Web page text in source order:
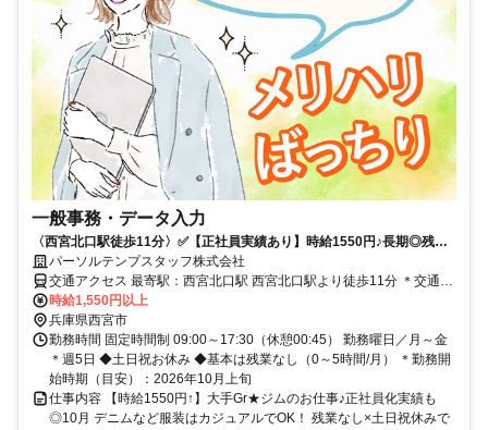
一般事務・データ入力
〈西宮北口駅徒歩11分〉✅️【正社員実績あり】時給1550円♪長期◎残業
なし〇17時台定時☆
パーソルテンプスタッフ株式会社
交通アクセス 最寄駅：西宮北口駅 西宮北口駅より徒歩11分 ＊交通費
全額支給
時給1,550円以上
兵庫県西宮市
勤務時間 固定時間制 09:00～17:30（休憩00:45） 勤務曜日／月～金
＊週5日 ◆土日祝お休み ◆基本は残業なし（0～5時間/月） ＊勤務開
始時期（目安）：2026年10月上旬
仕事内容 【時給1550円↑】大手Gr★ジムのお仕事♪正社員化実績も
◎10月 デニムなど服装はカジュアルでOK！ 残業なし×土日祝休みで